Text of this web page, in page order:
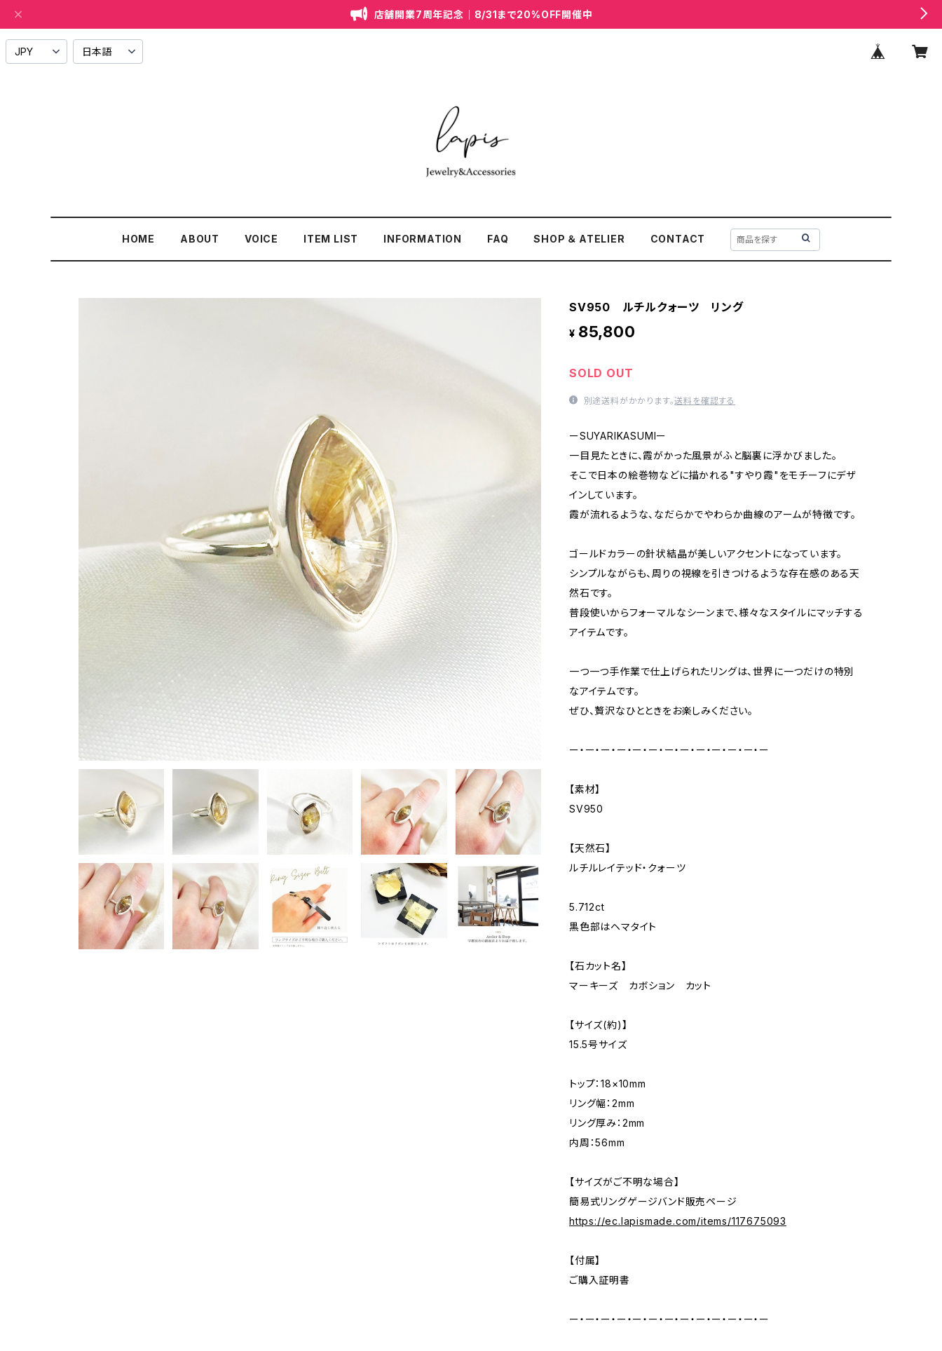
店舗開業7周年記念｜8/31まで20%OFF開催中
HOME ABOUT VOICE ITEM LIST INFORMATION FAQ SHOP ＆ ATELIER CONTACT
SV950 ルチルクォーツ リング
¥ 85,800
SOLD OUT
別途送料がかかります。送料を確認する
ーSUYARIKASUMIー
一目見たときに、霞がかった風景がふと脳裏に浮かびました。
そこで日本の絵巻物などに描かれる"すやり霞"をモチーフにデザ
インしています。
霞が流れるような、なだらかでやわらか曲線のアームが特徴です。
ゴールドカラーの針状結晶が美しいアクセントになっています。
シンプルながらも、周りの視線を引きつけるような存在感のある天
然石です。
普段使いからフォーマルなシーンまで、様々なスタイルにマッチする
アイテムです。
一つ一つ手作業で仕上げられたリングは、世界に一つだけの特別
なアイテムです。
ぜひ、贅沢なひとときをお楽しみください。
ー・ー・ー・ー・ー・ー・ー・ー・ー・ー・ー・ー・ー
【素材】
SV950
【天然石】
ルチルレイテッド・クォーツ
5.712ct
黒色部はヘマタイト
【石カット名】
マーキーズ カボション カット
【サイズ(約)】
15.5号サイズ
トップ：18×10mm
リング幅：2mm
リング厚み：2mm
内周：56mm
【サイズがご不明な場合】
簡易式リングゲージバンド販売ページ
https://ec.lapismade.com/items/117675093
【付属】
ご購入証明書
ー・ー・ー・ー・ー・ー・ー・ー・ー・ー・ー・ー・ー